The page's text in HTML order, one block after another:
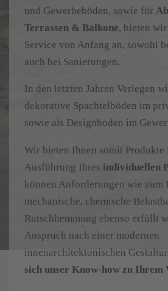
und Gewerbeböden, sowie für
Terrassen & Balkone, bieten
Service von Anfang an, sowohl
auch bei Sanierungen.
In den letzten Jahren Verlegen
dekorative Spachtelböden im
sowie als Designboden im
Wir bieten Ihnen somit Produkte
Ausführung Ihres individuellen
können Anforderungen wie zum
mechanische, chemische
Rutschhemmung ebenso erfüllt
Anspruch nach einer modernen
innenarchitektonischen
sich unser Know-how zu Ihrem